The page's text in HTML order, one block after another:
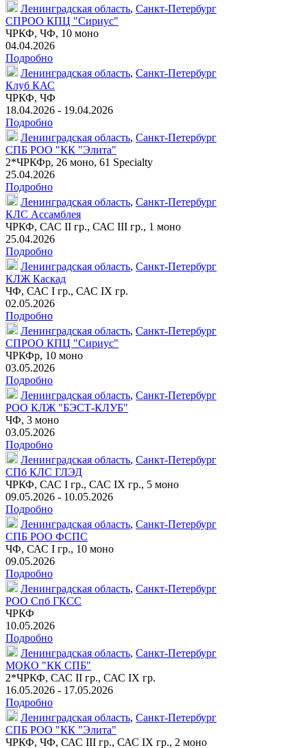
Ленинградская область, Санкт-Петербург
СПРОО КПЦ "Сириус"
ЧРКФ, ЧФ, 10 моно
04.04.2026
Подробно
Ленинградская область, Санкт-Петербург
Клуб КАС
ЧРКФ, ЧФ
18.04.2026 - 19.04.2026
Подробно
Ленинградская область, Санкт-Петербург
СПБ РОО "КК "Элита"
2*ЧРКФр, 26 моно, 61 Specialty
25.04.2026
Подробно
Ленинградская область, Санкт-Петербург
КЛС Ассамблея
ЧРКФ, САС II гр., САС III гр., 1 моно
25.04.2026
Подробно
Ленинградская область, Санкт-Петербург
КЛЖ Каскад
ЧФ, САС I гр., САС IX гр.
02.05.2026
Подробно
Ленинградская область, Санкт-Петербург
СПРОО КПЦ "Сириус"
ЧРКФр, 10 моно
03.05.2026
Подробно
Ленинградская область, Санкт-Петербург
РОО КЛЖ "БЭСТ-КЛУБ"
ЧФ, 3 моно
03.05.2026
Подробно
Ленинградская область, Санкт-Петербург
СПб КЛС ГЛЭД
ЧРКФ, САС I гр., САС IX гр., 5 моно
09.05.2026 - 10.05.2026
Подробно
Ленинградская область, Санкт-Петербург
СПБ РОО ФСПС
ЧФ, САС I гр., 10 моно
09.05.2026
Подробно
Ленинградская область, Санкт-Петербург
РОО Спб ГКСС
ЧРКФ
10.05.2026
Подробно
Ленинградская область, Санкт-Петербург
МОКО "КК СПБ"
2*ЧРКФ, САС II гр., САС IX гр.
16.05.2026 - 17.05.2026
Подробно
Ленинградская область, Санкт-Петербург
СПБ РОО "КК "Элита"
ЧРКФ, ЧФ, САС III гр., САС IX гр., 2 моно